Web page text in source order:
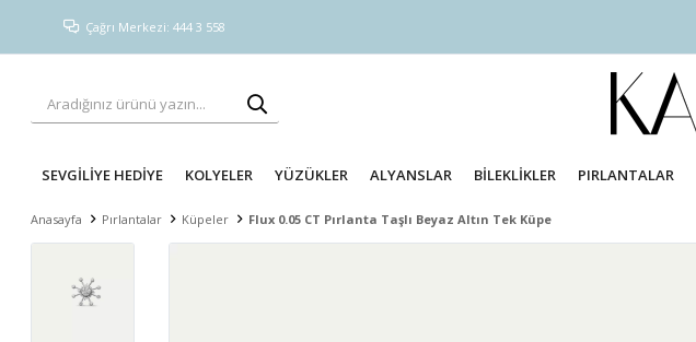
Çağrı Merkezi: 444 3 558
SEVGİLİYE HEDİYE KOLYELER YÜZÜKLER ALYANSLAR BİLEKLİKLER PIRLANTALAR
Anasayfa Pırlantalar Küpeler Flux 0.05 CT Pırlanta Taşlı Beyaz Altın Tek Küpe